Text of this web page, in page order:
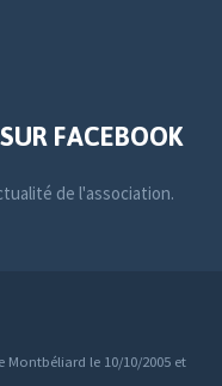
FACEBOOK
de l'association.
le 10/10/2005 et